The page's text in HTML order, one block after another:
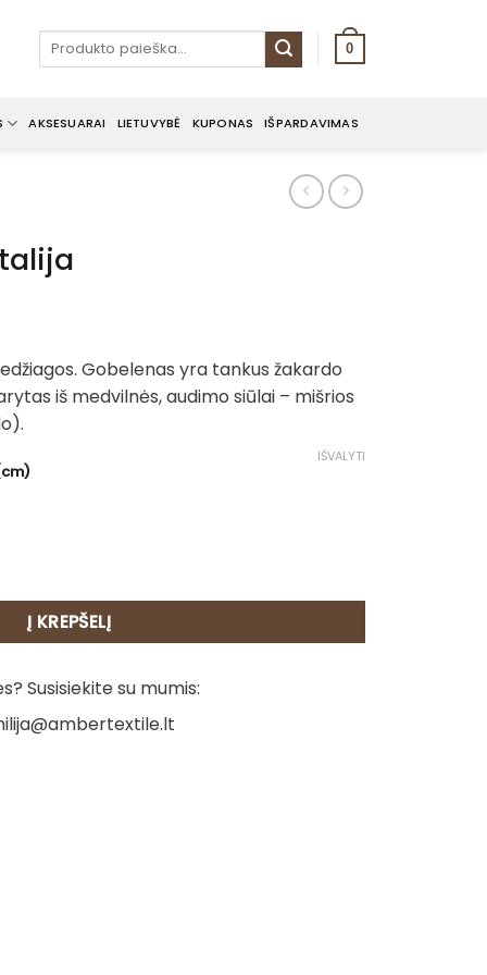
Ieškoti: 0
AKSESUARAI LIETUVYBĖ KUPONAS IŠPARDAVIMAS
Gobelenas yra tankus žakardo
iš medvilnės, audimo siūlai – mišrios
IŠVALYTI
Į KREPŠELĮ
Susisiekite su mumis: